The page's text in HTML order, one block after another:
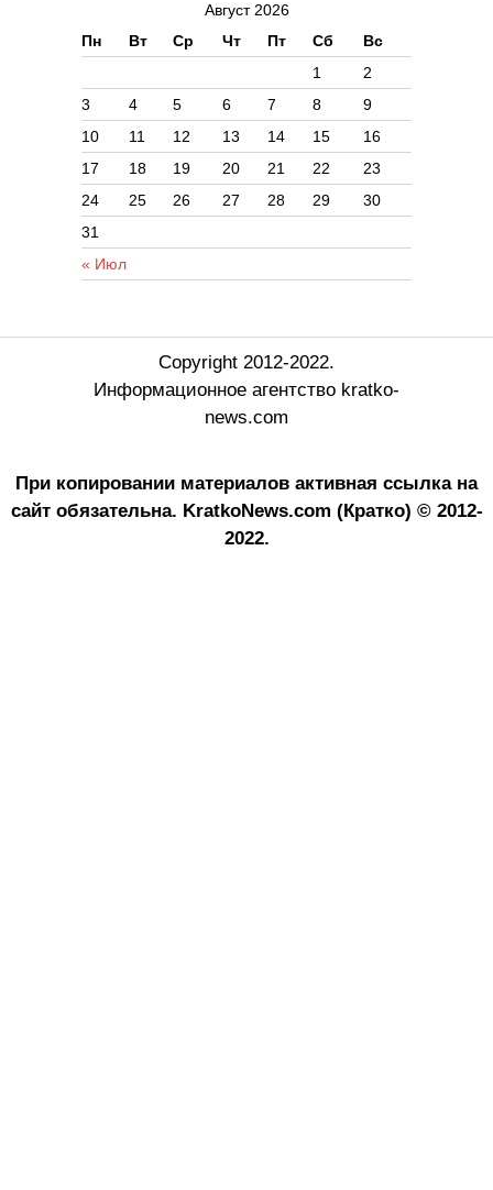
Август 2026
Пн
Вт Ср Чт Пт Сб Вс
« Июл
1
2
3
4 5 6 7 8
9
10
11 12 13 14 15
16
17
18 19 20 21 22
23
24
25 26 27 28 29
30
31
Copyright 2012-2022.
Информационное агентство kratko-
news.com
При копировании материалов активная ссылка на
сайт обязательна. KratkoNews.com (Кратко) © 2012-
2022.